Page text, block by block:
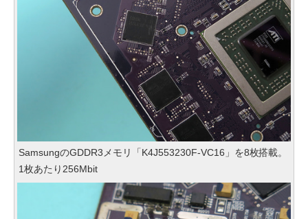
SamsungのGDDR3メモリ「K4J553230F-VC16」を8枚搭載。
1枚あたり256Mbit